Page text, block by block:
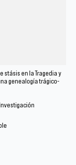
stásis en la Tragedia y
genealogía trágico-
Investigación